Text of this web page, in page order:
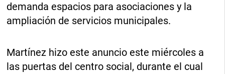
demanda espacios para asociaciones y la
ampliación de servicios municipales.
Martínez hizo este anuncio este miércoles a
las puertas del centro social, durante el cual